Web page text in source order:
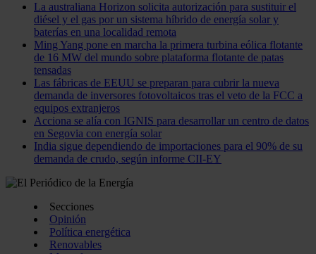
La australiana Horizon solicita autorización para sustituir el
diésel y el gas por un sistema híbrido de energía solar y
baterías en una localidad remota
Ming Yang pone en marcha la primera turbina eólica flotante
de 16 MW del mundo sobre plataforma flotante de patas
tensadas
Las fábricas de EEUU se preparan para cubrir la nueva
demanda de inversores fotovoltaicos tras el veto de la FCC a
equipos extranjeros
Acciona se alía con IGNIS para desarrollar un centro de datos
en Segovia con energía solar
India sigue dependiendo de importaciones para el 90% de su
demanda de crudo, según informe CII-EY
Secciones
Opinión
Política energética
Renovables